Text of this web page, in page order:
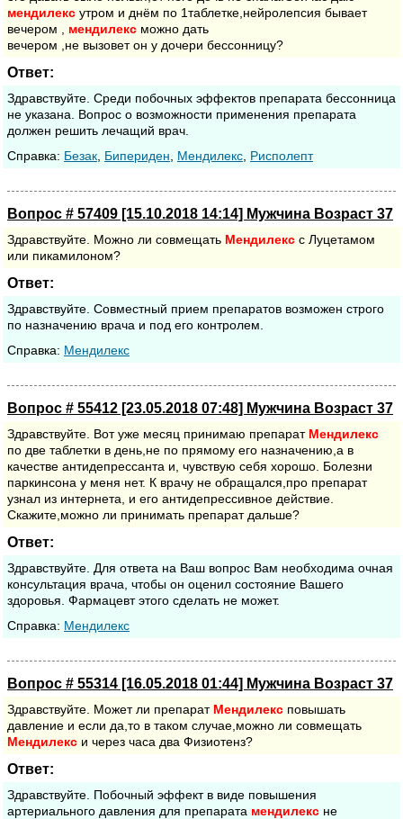
мендилекс утром и днём по 1таблетке,нейролепсия бывает
вечером , мендилекс можно дать
вечером ,не вызовет он у дочери бессонницу?
Ответ:
Здравствуйте. Среди побочных эффектов препарата бессонница
не указана. Вопрос о возможности применения препарата
должен решить лечащий врач.
Cправка: Безак Бипериден Мендилекс Рисполепт
Вопрос # 57409 [15.10.2018 14:14] Мужчина Возраст 37
Здравствуйте. Можно ли совмещать Мендилекс с Луцетамом
или пикамилоном?
Ответ:
Здравствуйте. Совместный прием препаратов возможен строго
по назначению врача и под его контролем.
Cправка: Мендилекс
Вопрос # 55412 [23.05.2018 07:48] Мужчина Возраст 37
Здравствуйте. Вот уже месяц принимаю препарат Мендилекс
по две таблетки в день,не по прямому его назначению,а в
качестве антидепрессанта и, чувствую себя хорошо. Болезни
паркинсона у меня нет. К врачу не обращался,про препарат
узнал из интернета, и его антидепрессивное действие.
Скажите,можно ли принимать препарат дальше?
Ответ:
Здравствуйте. Для ответа на Ваш вопрос Вам необходима очная
консультация врача, чтобы он оценил состояние Вашего
здоровья. Фармацевт этого сделать не может.
Cправка: Мендилекс
Вопрос # 55314 [16.05.2018 01:44] Мужчина Возраст 37
Здравствуйте. Может ли препарат Мендилекс повышать
давление и если да,то в таком случае,можно ли совмещать
Мендилекс и через часа два Физиотенз?
Ответ:
Здравствуйте. Побочный эффект в виде повышения
артериального давления для препарата мендилекс не